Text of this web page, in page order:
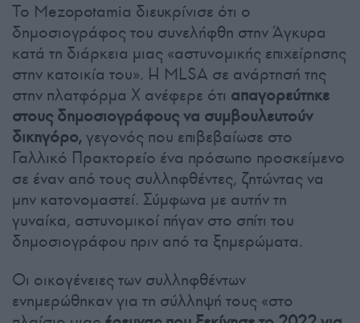
Το Mezopotamia διευκρίνισε ότι ο
δημοσιογράφος του συνελήφθη στην Άγκυρα
κατά τη διάρκεια μιας «αστυνομικής επιχείρησης
στην κατοικία του». Η MLSA σε ανάρτησή της
στην πλατφόρμα Χ ανέφερε ότι απαγορεύτηκε
στους δημοσιογράφους να συμβουλευτούν
δικηγόρο,γεγονός που επιβεβαίωσε στο
Γαλλικό Πρακτορείο ένα πρόσωπο προσκείμενο
σε έναν από τους συλληφθέντες, ζητώντας να
μην κατονομαστεί. Σύμφωνα με αυτήν τη
γυναίκα, αστυνομικοί πήγαν στο σπίτι του
δημοσιογράφου πριν από τα ξημερώματα.
Οι οικογένειες των συλληφθέντων
ενημερώθηκαν για τη σύλληψή τους «στο